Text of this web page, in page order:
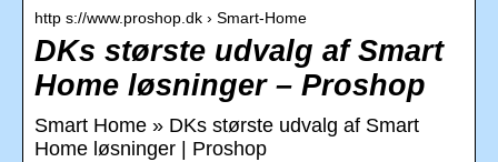
http s://www.proshop.dk › Smart-Home
DKs største udvalg af Smart
Home løsninger – Proshop
Smart Home » DKs største udvalg af Smart
Home løsninger | Proshop